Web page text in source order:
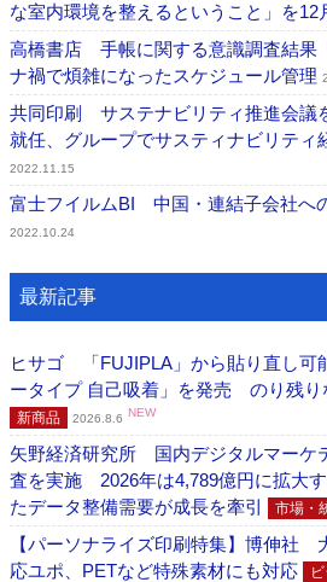
な室内環境を整えるということ」を12
高橋書店 手帳に関する意識調査結果
ナ禍で煩雑になったスケジュール管理
共同印刷 サステナビリティ推進会議
就任、グループでサスティナビリティ
2022.11.15
富士フイルムBI 中国・連結子会社へ
2022.10.24
最新記事
ヒサゴ 「FUJIPLA」から貼り直し可
ータイプ 自己吸着」を発売 のり残り
新商品 2026.8.6 NEW
矢野経済研究所 国内デジタルマーケ
査を実施 2026年は4,789億円に拡大
たデータ整備需要が成長を牽引
市場・
【パーソナライズ印刷特集】博伸社
応ユポ、PETなど特殊素材にも対応